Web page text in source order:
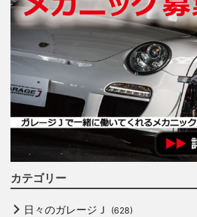
カテゴリー
日々のガレージＪ (628)